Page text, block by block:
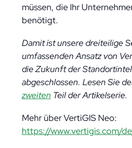
müssen, die Ihr
benötigt.
Damit ist unsere dreiteilige
umfassenden Ansatz von
die Zukunft der
abgeschlossen. Lesen Sie
zweiten Teil der Artikelserie.
Mehr über VertiGIS Neo:
https://www.vertigis.com/